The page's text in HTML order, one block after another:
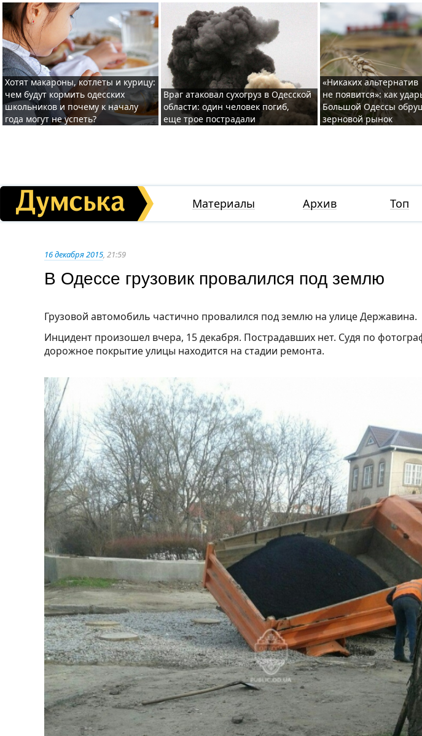
Хотят макароны, котлеты и курицу:
чем будут кормить одесских
школьников и почему к началу
года могут не успеть?
Враг атаковал сухогруз в Одесской
области: один человек погиб,
еще трое пострадали
«Никаких альтернатив
не появится»: как
Большой Одессы
зерновой рынок
Материалы Архив Топ
16 декабря 2015, 21:59
В Одессе грузовик провалился под землю
Грузовой автомобиль частично провалился под землю на улице Державина.
Инцидент произошел вчера, 15 декабря. Пострадавших нет. Судя по
дорожное покрытие улицы находится на стадии ремонта.